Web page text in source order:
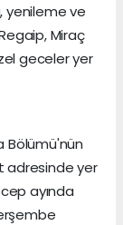
yenileme ve
Miraç
geceler yer
Bölümü'nün
adresinde yer
ayında